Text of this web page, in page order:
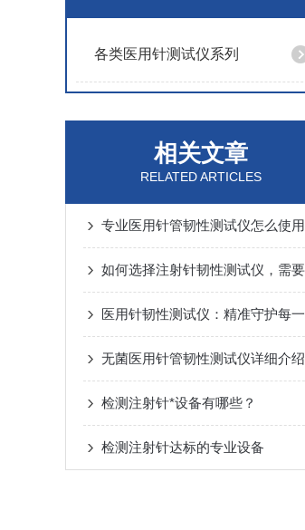
各类医用针测试仪系列
相关文章
RELATED ARTICLES
专业医用针管韧性测试仪怎么使用
无菌医用针管韧性测试仪详细介绍
检测注射针*设备有哪些？
检测注射针达标的专业设备